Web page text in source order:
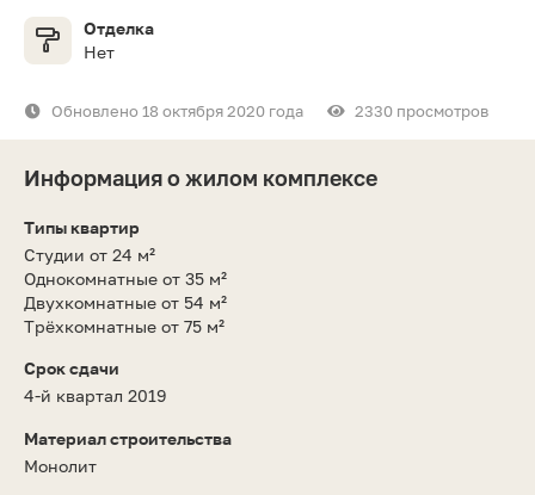
Отделка
Нет
Обновлено 18 октября 2020 года 2330 просмотров
Информация о жилом комплексе
Типы квартир
Студии от 24 м²
Однокомнатные от 35 м²
Двухкомнатные от 54 м²
Трёхкомнатные от 75 м²
Срок сдачи
4-й квартал 2019
Материал строительства
Монолит